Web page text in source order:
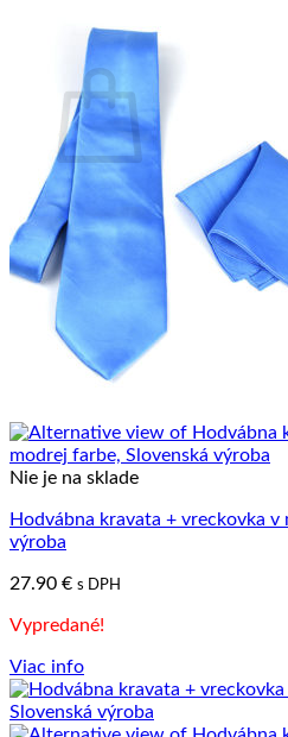
Košík
Žiadne produkty v košíku.
Vrátiť sa do obchodu
Nie je na sklade
Hodvábna kravata + vreckovka v
výroba
27.90 € s DPH
Vypredané!
Viac info